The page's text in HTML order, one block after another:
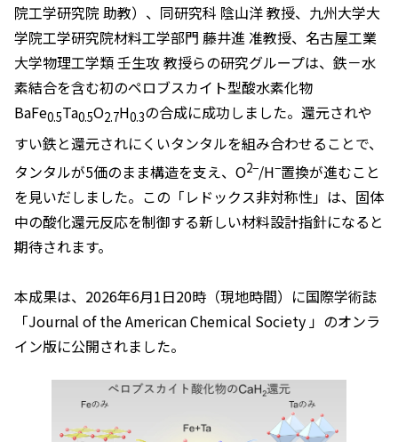
院工学研究院 助教）、同研究科 陰山洋 教授、九州大学大
学院工学研究院材料工学部門 藤井進 准教授、名古屋工業
大学物理工学類 壬生攻 教授らの研究グループは、鉄－水
素結合を含む初のペロブスカイト型酸水素化物
BaFe0.5Ta0.5O2.7H0.3の合成に成功しました。還元されや
すい鉄と還元されにくいタンタルを組み合わせることで、
タンタルが5価のまま構造を支え、O2−/H−置換が進むこと
を見いだしました。この「レドックス非対称性」は、固体
中の酸化還元反応を制御する新しい材料設計指針になると
期待されます。
本成果は、2026年6月1日20時（現地時間）に国際学術誌
「Journal of the American Chemical Society」のオンラ
イン版に公開されました。